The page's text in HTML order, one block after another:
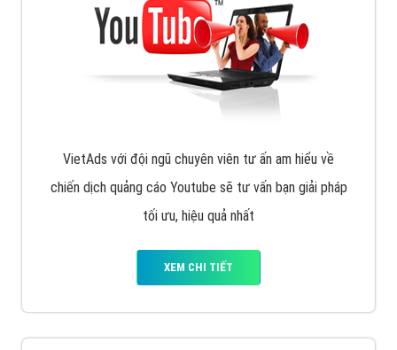
VietAds với đội ngũ chuyên viên tư ấn am hiểu về
chiến dịch quảng cáo Youtube sẽ tư vấn bạn giải pháp
tối ưu, hiệu quả nhất
XEM CHI TIẾT